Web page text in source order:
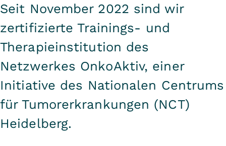
Seit November 2022 sind wir
zertifizierte Trainings- und
Therapieinstitution des
Netzwerkes OnkoAktiv, einer
Initiative des Nationalen Centrums
für Tumorerkrankungen (NCT)
Heidelberg.